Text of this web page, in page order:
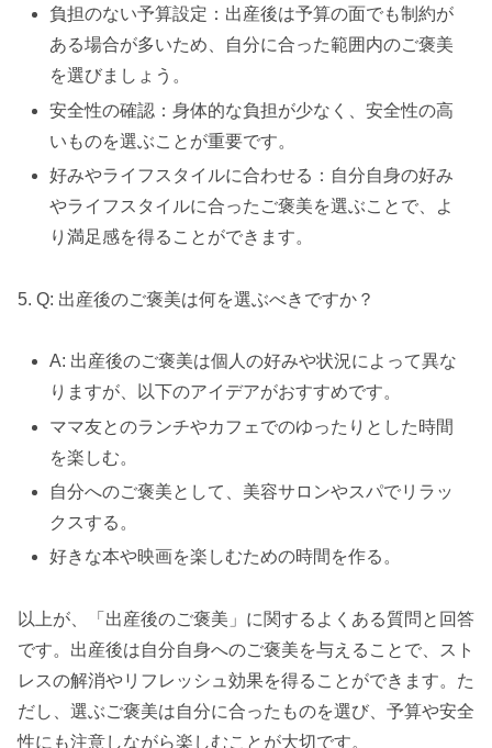
負担のない予算設定：出産後は予算の面でも制約が
ある場合が多いため、自分に合った範囲内のご褒美
を選びましょう。
安全性の確認：身体的な負担が少なく、安全性の高
いものを選ぶことが重要です。
好みやライフスタイルに合わせる：自分自身の好み
やライフスタイルに合ったご褒美を選ぶことで、よ
り満足感を得ることができます。
5. Q: 出産後のご褒美は何を選ぶべきですか？
A: 出産後のご褒美は個人の好みや状況によって異な
りますが、以下のアイデアがおすすめです。
ママ友とのランチやカフェでのゆったりとした時間
を楽しむ。
自分へのご褒美として、美容サロンやスパでリラッ
クスする。
好きな本や映画を楽しむための時間を作る。
以上が、「出産後のご褒美」に関するよくある質問と回答
です。出産後は自分自身へのご褒美を与えることで、スト
レスの解消やリフレッシュ効果を得ることができます。た
だし、選ぶご褒美は自分に合ったものを選び、予算や安全
性にも注意しながら楽しむことが大切です。